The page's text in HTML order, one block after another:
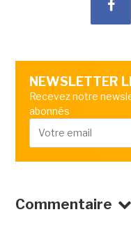
NEWSLETTER
Recevez notre
abonnés
Commentaire